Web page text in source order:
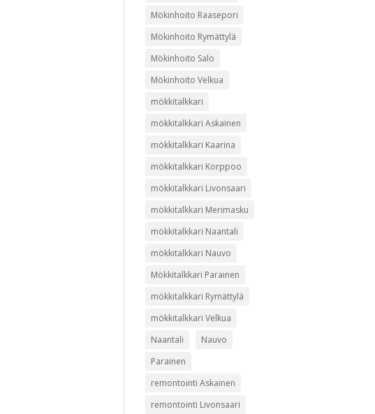
Mökinhoito Raasepori
Mökinhoito Rymättylä
Mökinhoito Salo
Mökinhoito Velkua
mökkitalkkari
mökkitalkkari Askainen
mökkitalkkari Kaarina
mökkitalkkari Korppoo
mökkitalkkari Livonsaari
mökkitalkkari Merimasku
mökkitalkkari Naantali
mökkitalkkari Nauvo
Mökkitalkkari Parainen
mökkitalkkari Rymättylä
mökkitalkkari Velkua
Naantali
Nauvo
Parainen
remontointi Askainen
remontointi Livonsaari